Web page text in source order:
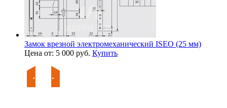
Замок врезной электромеханический ISEO (25 мм)
Цена от: 5 000 руб. Купить